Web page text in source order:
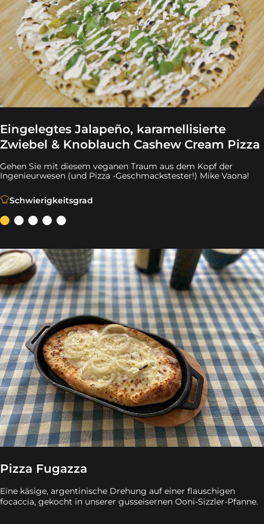
Eingelegtes Jalapeño, karamellisierte
Zwiebel & Knoblauch Cashew Cream Pizza
Gehen Sie mit diesem veganen Traum aus dem Kopf der
Ingenieurwesen (und Pizza -Geschmackstester!) Mike Vaona!
Schwierigkeitsgrad
Pizza Fugazza
Eine käsige, argentinische Drehung auf einer flauschigen
focaccia, gekocht in unserer gusseisernen Ooni-Sizzler-Pfanne.